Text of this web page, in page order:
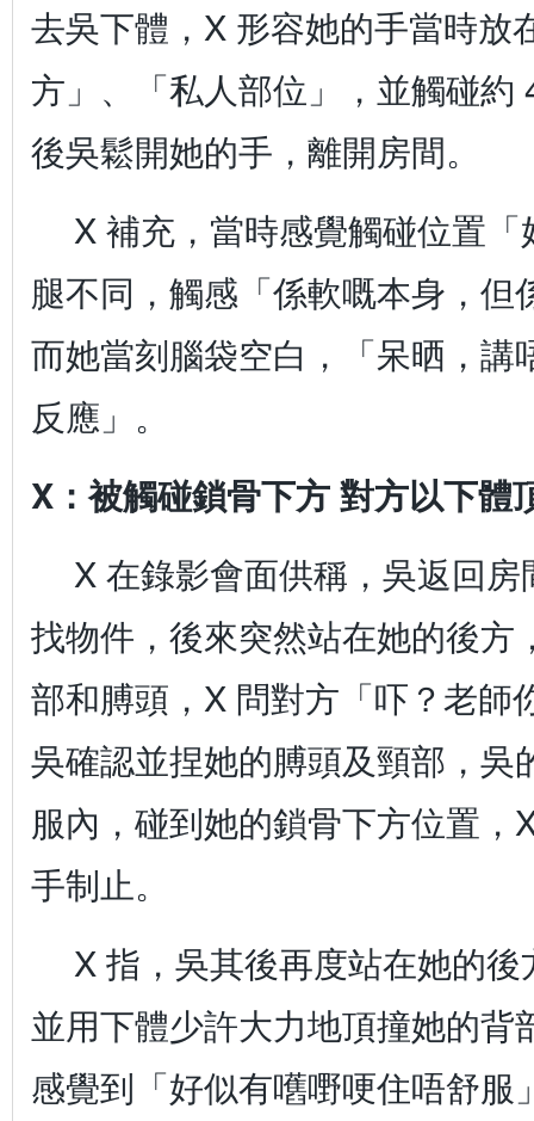
去吳下體，X 形容她的手當時放
方」、「私人部位」，並觸碰約
後吳鬆開她的手，離開房間。
X 補充，當時感覺觸碰位置
腿不同，觸感「係軟嘅本身，但
而她當刻腦袋空白，「呆晒，講
反應」。
X：被觸碰鎖骨下方 對方以下體
X 在錄影會面供稱，吳返回
找物件，後來突然站在她的後方
部和膊頭，X 問對方「吓？老師
吳確認並捏她的膊頭及頸部，吳
服內，碰到她的鎖骨下方位置，
手制止。
X 指，吳其後再度站在她的
並用下體少許大力地頂撞她的背
感覺到「好似有嚿嘢哽住唔舒服